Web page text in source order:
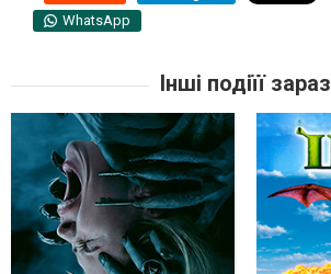
WhatsApp
Інші подіїї зараз